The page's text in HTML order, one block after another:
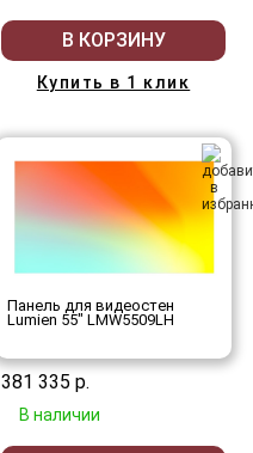
В КОРЗИНУ
Купить в 1 клик
Панель для видеостен
Lumien 55" LMW5509LH
381 335 р.
В наличии